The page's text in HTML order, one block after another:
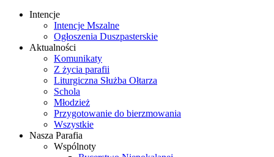
Intencje
Intencje Mszalne
Ogłoszenia Duszpasterskie
Aktualności
Komunikaty
Z życia parafii
Liturgiczna Służba Ołtarza
Schola
Młodzież
Przygotowanie do bierzmowania
Wszystkie
Nasza Parafia
Wspólnoty